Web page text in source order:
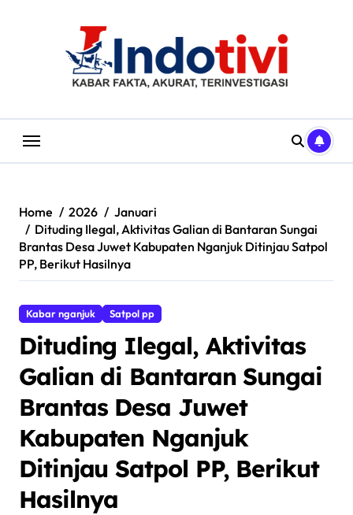
Home 2026
Januari
Dituding Ilegal, Aktivitas Galian di Bantaran Sungai
Brantas Desa Juwet Kabupaten Nganjuk Ditinjau Satpol
PP, Berikut Hasilnya
Kabar nganjuk Satpol pp
Dituding Ilegal, Aktivitas
Galian di Bantaran Sungai
Brantas Desa Juwet
Kabupaten Nganjuk
Ditinjau Satpol PP, Berikut
Hasilnya